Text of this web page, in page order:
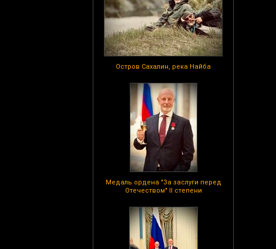
Остров Сахалин, река Найба
Медаль ордена "За заслуги перед
Отечеством" II степени